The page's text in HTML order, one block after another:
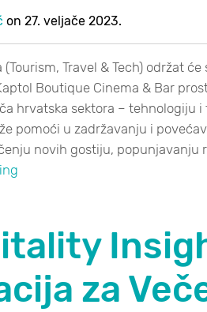
on 27. veljače 2023.
Travel & Tech) održat će
Boutique Cinema & Bar
hrvatska sektora – tehnologiju i
pomoći u zadržavanju i
novih gostiju, popunjavanju
za